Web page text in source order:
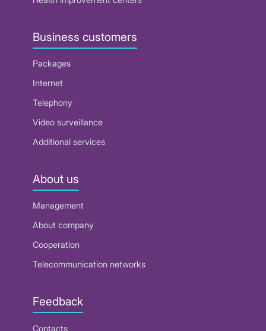
Business customers
Packages
Internet
Telephony
Video surveillance
Additional services
About us
Management
About company
Cooperation
Telecommunication networks
Feedback
Contacts